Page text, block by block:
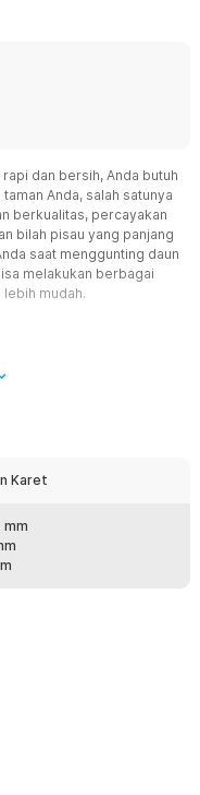
dan bersih, Anda butuh
Anda, salah satunya
berkualitas, percayakan
bilah pisau yang panjang
saat menggunting daun
melakukan berbagai
mudah.
tumbuhan yang sulit
steel yang sangat
tumbuhan dengan
karet agar tidak
sehingga
Karet
mm